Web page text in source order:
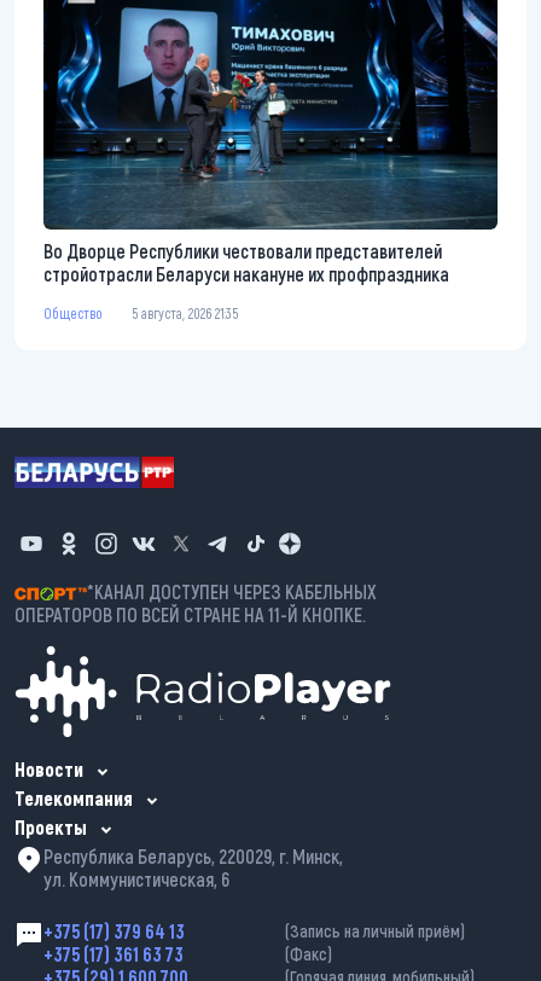
Во Дворце Республики чествовали представителей
стройотрасли Беларуси накануне их профпраздника
Общество 5 августа, 2026 21:35
*КАНАЛ ДОСТУПЕН ЧЕРЕЗ КАБЕЛЬНЫХ
ОПЕРАТОРОВ ПО ВСЕЙ СТРАНЕ НА 11-Й КНОПКЕ.
Новости
Телекомпания
Проекты
Республика Беларусь, 220029, г. Минск,
ул. Коммунистическая, 6
+375 (17) 379 64 13 (Запись на личный приём)
+375 (17) 361 63 73 (Факс)
(Горячая линия, мобильный)